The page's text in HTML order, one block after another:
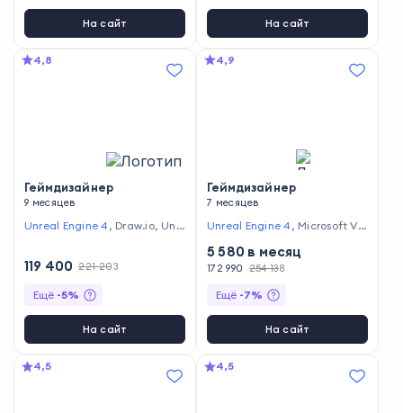
На сайт На сайт
4,8
Геймдизайнер
9 месяцев
Unreal Engine 4 , Draw.io, Unit
119 400 221 203
Ещё -5%
На сайт
4,9
Геймдизайнер
7 месяцев
Unreal Engine 4 , Microsoft Vis
5 580 в месяц
172 990 254 138
Ещё -7%
На сайт
4,5 4,5